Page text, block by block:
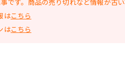
です。商品の売り切れなど情報が古い
はこちら
はこちら